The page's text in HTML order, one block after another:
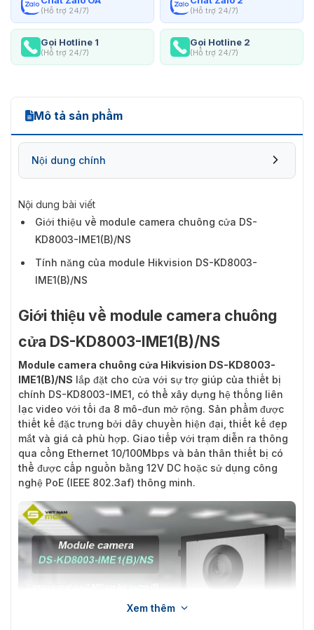
(Hỗ trợ 24/7) (Hỗ trợ 24/7)
Gọi Hotline 1
(Hỗ trợ 24/7)
Gọi Hotline 2
(Hỗ trợ 24/7)
Mô tả sản phẩm
Nội dung chính
Nội dung bài viết
Giới thiệu về module camera chuông cửa DS-
KD8003-IME1(B)/NS
Tính năng của module Hikvision DS-KD8003-
IME1(B)/NS
Giới thiệu về module camera chuông
cửa DS-KD8003-IME1(B)/NS
Module camera chuông cửa Hikvision DS-KD8003-
IME1(B)/NS lắp đặt cho cửa với sự trợ giúp của thiết bị
chính DS-KD8003-IME1, có thể xây dựng hệ thống liên
lạc video với tối đa 8 mô-đun mở rộng. Sản phẩm được
thiết kế đặc trưng bởi dây chuyền hiện đại, thiết kế đẹp
mắt và giá cả phù hợp. Giao tiếp với trạm diễn ra thông
qua cổng Ethernet 10/100Mbps và bản thân thiết bị có
thể được cấp nguồn bằng 12V DC hoặc sử dụng công
nghệ PoE (IEEE 802.3af) thông minh.
Xem thêm